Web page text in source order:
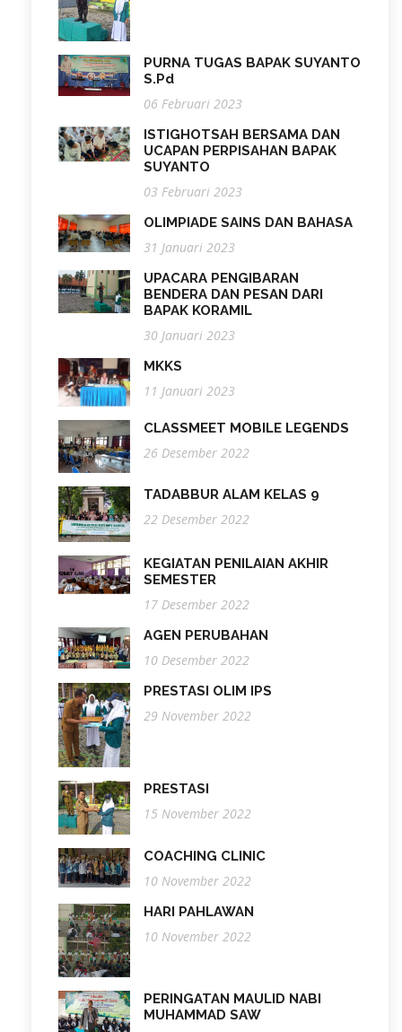
PURNA TUGAS BAPAK SUYANTO
S.Pd
06 Februari 2023
ISTIGHOTSAH BERSAMA DAN
UCAPAN PERPISAHAN BAPAK
SUYANTO
03 Februari 2023
OLIMPIADE SAINS DAN BAHASA
31 Januari 2023
UPACARA PENGIBARAN
BENDERA DAN PESAN DARI
BAPAK KORAMIL
30 Januari 2023
MKKS
11 Januari 2023
CLASSMEET MOBILE LEGENDS
26 Desember 2022
TADABBUR ALAM KELAS 9
22 Desember 2022
KEGIATAN PENILAIAN AKHIR
SEMESTER
17 Desember 2022
AGEN PERUBAHAN
10 Desember 2022
PRESTASI OLIM IPS
29 November 2022
PRESTASI
15 November 2022
COACHING CLINIC
10 November 2022
HARI PAHLAWAN
10 November 2022
PERINGATAN MAULID NABI
MUHAMMAD SAW